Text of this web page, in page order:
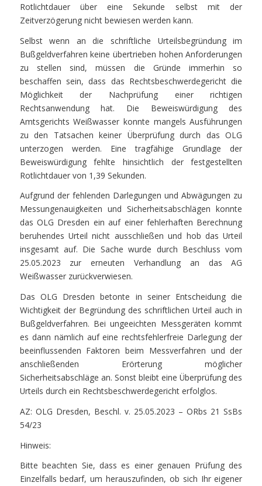
Rotlichtdauer über eine Sekunde selbst mit der
Zeitverzögerung nicht bewiesen werden kann.
Selbst wenn an die schriftliche Urteilsbegründung im
Bußgeldverfahren keine übertrieben hohen Anforderungen
zu stellen sind, müssen die Gründe immerhin so
beschaffen sein, dass das Rechtsbeschwerdegericht die
Möglichkeit der Nachprüfung einer richtigen
Rechtsanwendung hat. Die Beweiswürdigung des
Amtsgerichts Weißwasser konnte mangels Ausführungen
zu den Tatsachen keiner Überprüfung durch das OLG
unterzogen werden. Eine tragfähige Grundlage der
Beweiswürdigung fehlte hinsichtlich der festgestellten
Rotlichtdauer von 1,39 Sekunden.
Aufgrund der fehlenden Darlegungen und Abwägungen zu
Messungenauigkeiten und Sicherheitsabschlägen konnte
das OLG Dresden ein auf einer fehlerhaften Berechnung
beruhendes Urteil nicht ausschließen und hob das Urteil
insgesamt auf. Die Sache wurde durch Beschluss vom
25.05.2023 zur erneuten Verhandlung an das AG
Weißwasser zurückverwiesen.
Das OLG Dresden betonte in seiner Entscheidung die
Wichtigkeit der Begründung des schriftlichen Urteil auch in
Bußgeldverfahren. Bei ungeeichten Messgeräten kommt
es dann nämlich auf eine rechtsfehlerfreie Darlegung der
beeinflussenden Faktoren beim Messverfahren und der
anschließenden Erörterung möglicher
Sicherheitsabschläge an. Sonst bleibt eine Überprüfung des
Urteils durch ein Rechtsbeschwerdegericht erfolglos.
AZ: OLG Dresden, Beschl. v. 25.05.2023 – ORbs 21 SsBs
54/23
Hinweis:
Bitte beachten Sie, dass es einer genauen Prüfung des
Einzelfalls bedarf, um herauszufinden, ob sich Ihr eigener